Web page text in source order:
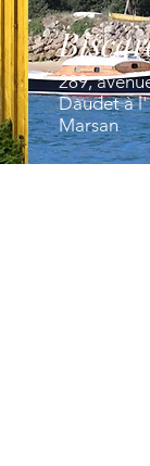
289,
Daudet à l'
Marsan